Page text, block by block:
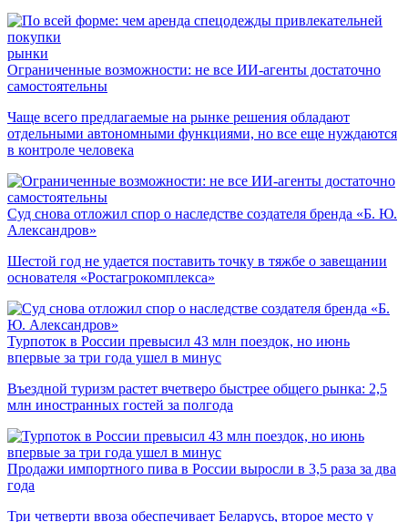
рынки
Ограниченные возможности: не все ИИ-агенты достаточно
самостоятельны
Чаще всего предлагаемые на рынке решения обладают
отдельными автономными функциями, но все еще нуждаются
в контроле человека
Суд снова отложил спор о наследстве создателя бренда «Б. Ю.
Александров»
Шестой год не удается поставить точку в тяжбе о завещании
основателя «Ростагрокомплекса»
Турпоток в России превысил 43 млн поездок, но июнь
впервые за три года ушел в минус
Въездной туризм растет вчетверо быстрее общего рынка: 2,5
млн иностранных гостей за полгода
Продажи импортного пива в России выросли в 3,5 раза за два
года
Три четверти ввоза обеспечивает Беларусь, второе место у